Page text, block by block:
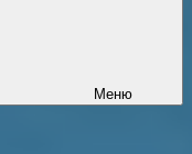
Меню